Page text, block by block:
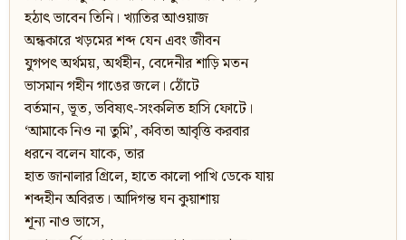
হঠাৎ ভাবেন তিনি। খ্যাতির আওয়াজ
অন্ধকারে খড়মের শব্দ যেন এবং জীবন
যুগপৎ অর্থময়, অর্থহীন, বেদেনীর শাড়ি মতন
ভাসমান গহীন গাঙের জলে। ঠোঁটে
বর্তমান, ভূত, ভবিষ্যৎ-সংকলিত হাসি ফোটে।
‘আমাকে নিও না তুমি’, কবিতা আবৃত্তি করবার
ধরনে বলেন যাকে, তার
হাত জানালার গ্রিলে, হাতে কালো পাখি ডেকে যায়
শব্দহীন অবিরত। আদিগন্ত ঘন কুয়াশায়
শূন্য নাও ভাসে,